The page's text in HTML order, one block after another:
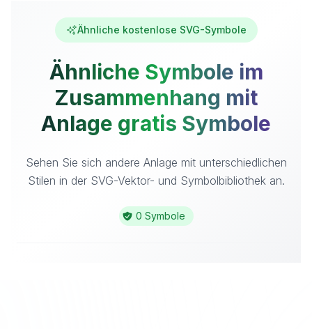
Ähnliche kostenlose SVG-Symbole
Ähnliche Symbole im
Zusammenhang mit
Anlage gratis Symbole
Sehen Sie sich andere Anlage mit unterschiedlichen
Stilen in der SVG-Vektor- und Symbolbibliothek an.
0 Symbole